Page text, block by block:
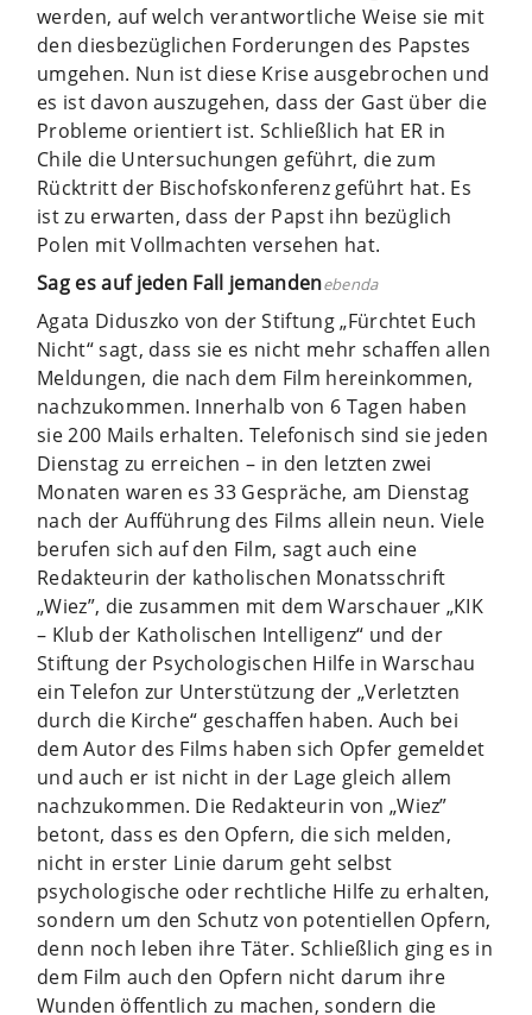
werden, auf welch verantwortliche Weise sie mit
den diesbezüglichen Forderungen des Papstes
umgehen. Nun ist diese Krise ausgebrochen und
es ist davon auszugehen, dass der Gast über die
Probleme orientiert ist. Schließlich hat ER in
Chile die Untersuchungen geführt, die zum
Rücktritt der Bischofskonferenz geführt hat. Es
ist zu erwarten, dass der Papst ihn bezüglich
Polen mit Vollmachten versehen hat.
Sag es auf jeden Fall jemandenebenda
Agata Diduszko von der Stiftung „Fürchtet Euch
Nicht“ sagt, dass sie es nicht mehr schaffen allen
Meldungen, die nach dem Film hereinkommen,
nachzukommen. Innerhalb von 6 Tagen haben
sie 200 Mails erhalten. Telefonisch sind sie jeden
Dienstag zu erreichen – in den letzten zwei
Monaten waren es 33 Gespräche, am Dienstag
nach der Aufführung des Films allein neun. Viele
berufen sich auf den Film, sagt auch eine
Redakteurin der katholischen Monatsschrift
„Wiez”, die zusammen mit dem Warschauer „KIK
– Klub der Katholischen Intelligenz“ und der
Stiftung der Psychologischen Hilfe in Warschau
ein Telefon zur Unterstützung der „Verletzten
durch die Kirche“ geschaffen haben. Auch bei
dem Autor des Films haben sich Opfer gemeldet
und auch er ist nicht in der Lage gleich allem
nachzukommen. Die Redakteurin von „Wiez”
betont, dass es den Opfern, die sich melden,
nicht in erster Linie darum geht selbst
psychologische oder rechtliche Hilfe zu erhalten,
sondern um den Schutz von potentiellen Opfern,
denn noch leben ihre Täter. Schließlich ging es in
dem Film auch den Opfern nicht darum ihre
Wunden öffentlich zu machen, sondern die